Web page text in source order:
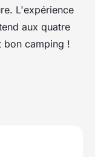
L'expérience
aux quatre
bon camping !